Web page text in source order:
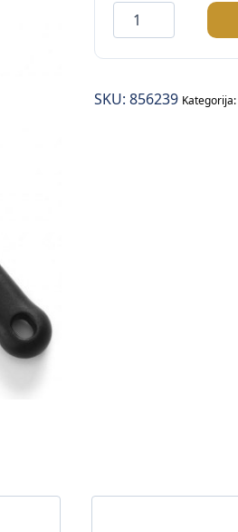
Nož
za
tvrdi
količina
SKU: 856239 Kategorija: